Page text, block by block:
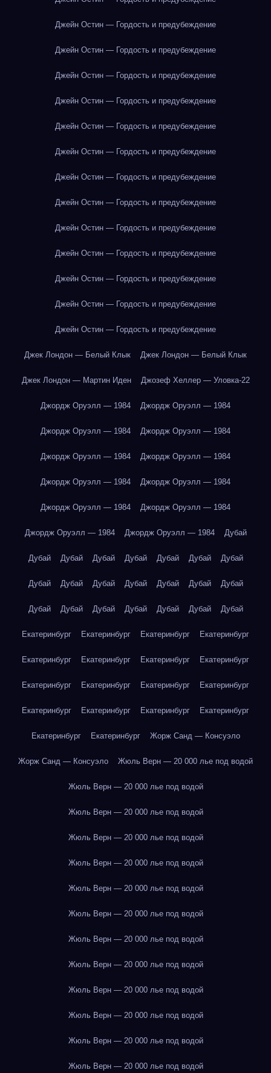
Джейн Остин — Гордость и предубеждение
Джейн Остин — Гордость и предубеждение
Джейн Остин — Гордость и предубеждение
Джейн Остин — Гордость и предубеждение
Джейн Остин — Гордость и предубеждение
Джейн Остин — Гордость и предубеждение
Джейн Остин — Гордость и предубеждение
Джейн Остин — Гордость и предубеждение
Джейн Остин — Гордость и предубеждение
Джейн Остин — Гордость и предубеждение
Джейн Остин — Гордость и предубеждение
Джейн Остин — Гордость и предубеждение
Джейн Остин — Гордость и предубеждение
Джек Лондон — Белый Клык Джек Лондон — Белый Клык
Джек Лондон — Мартин Иден Джозеф Хеллер — Уловка-22
Джордж Оруэлл — 1984 Джордж Оруэлл — 1984
Джордж Оруэлл — 1984 Джордж Оруэлл — 1984
Джордж Оруэлл — 1984 Джордж Оруэлл — 1984
Джордж Оруэлл — 1984 Джордж Оруэлл — 1984
Джордж Оруэлл — 1984 Джордж Оруэлл — 1984
Джордж Оруэлл — 1984 Джордж Оруэлл — 1984 Дубай
Дубай Дубай Дубай Дубай Дубай Дубай Дубай
Дубай Дубай Дубай Дубай Дубай Дубай Дубай
Дубай Дубай Дубай Дубай Дубай Дубай Дубай
Екатеринбург Екатеринбург Екатеринбург Екатеринбург
Екатеринбург Екатеринбург Екатеринбург Екатеринбург
Екатеринбург Екатеринбург Екатеринбург Екатеринбург
Екатеринбург Екатеринбург Екатеринбург Екатеринбург
Екатеринбург Екатеринбург Жорж Санд — Консуэло
Жорж Санд — Консуэло Жюль Верн — 20 000 лье под водой
Жюль Верн — 20 000 лье под водой
Жюль Верн — 20 000 лье под водой
Жюль Верн — 20 000 лье под водой
Жюль Верн — 20 000 лье под водой
Жюль Верн — 20 000 лье под водой
Жюль Верн — 20 000 лье под водой
Жюль Верн — 20 000 лье под водой
Жюль Верн — 20 000 лье под водой
Жюль Верн — 20 000 лье под водой
Жюль Верн — 20 000 лье под водой
Жюль Верн — 20 000 лье под водой
Жюль Верн — 20 000 лье под водой